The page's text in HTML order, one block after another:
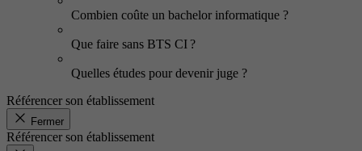
Combien coûte un bachelor informatique ?
Que faire sans BTS CI ?
Quelles études pour devenir juge ?
Référencer son établissement
Fermer
Référencer son établissement